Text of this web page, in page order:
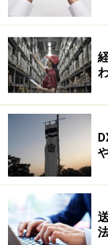
合は家族から
ト、アルバイ
ければなりま
かです。
皆の顔がわか
全国に拠点が
では無理。コ
イトやパート
バーを取得し